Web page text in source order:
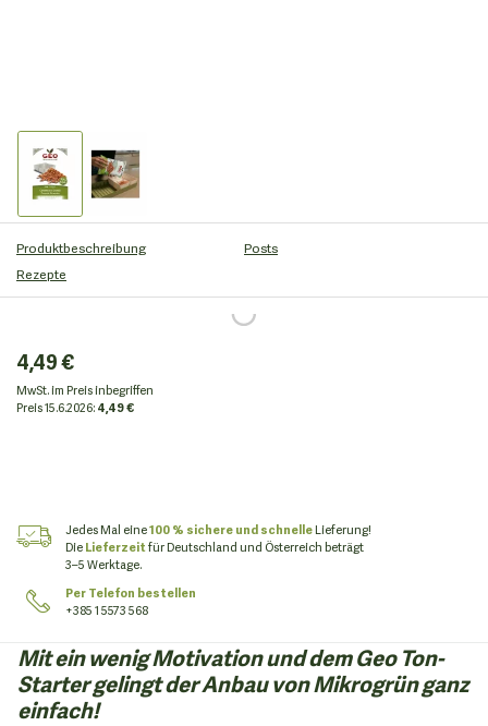
Produktbeschreibung
Posts
Rezepte
4,49 €
MwSt. im Preis inbegriffen
Preis15.6.2026:4,49 €
Jedes Mal eine100 % sichere und schnelleLieferung!
DieLieferzeitfür Deutschland und Österreich beträgt
3–5 Werktage.
Per Telefon bestellen
+385 1 5573 568
Mit ein wenig Motivation und dem Geo Ton-
Starter gelingt der Anbau von Mikrogrün ganz
einfach!